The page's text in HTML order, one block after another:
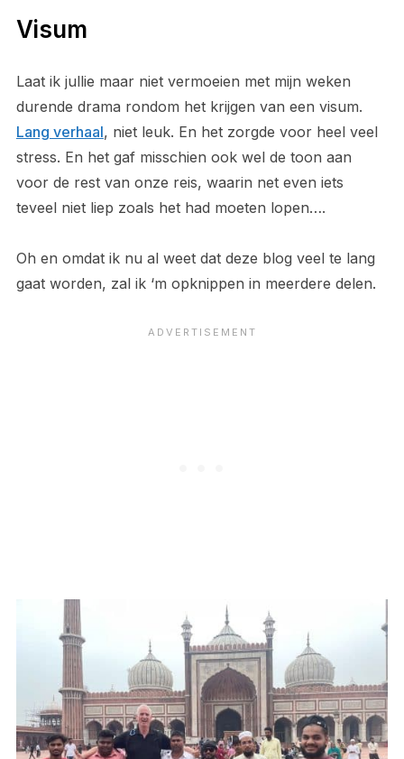
Visum
Laat ik jullie maar niet vermoeien met mijn weken
durende drama rondom het krijgen van een visum.
Lang verhaal, niet leuk. En het zorgde voor heel veel
stress. En het gaf misschien ook wel de toon aan
voor de rest van onze reis, waarin net even iets
teveel niet liep zoals het had moeten lopen….
Oh en omdat ik nu al weet dat deze blog veel te lang
gaat worden, zal ik ‘m opknippen in meerdere delen.